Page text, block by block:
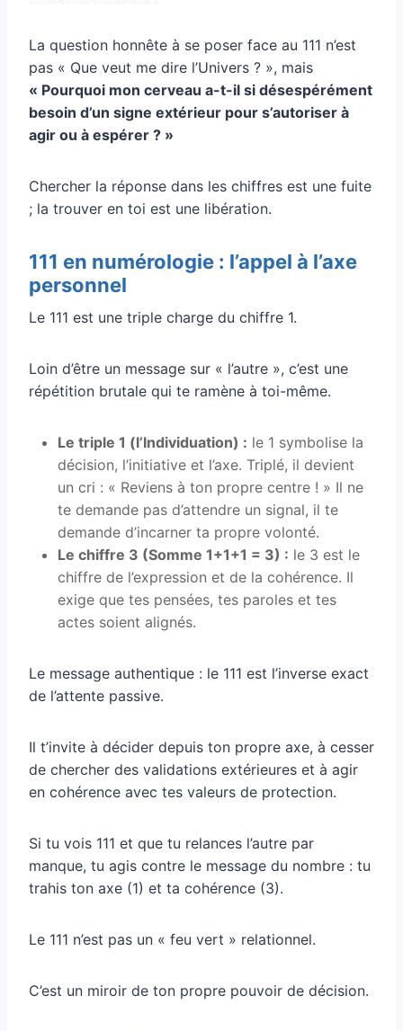
La question honnête à se poser face au 111 n’est
pas « Que veut me dire l’Univers ? », mais
« Pourquoi mon cerveau a-t-il si désespérément
besoin d’un signe extérieur pour s’autoriser à
agir ou à espérer ? »
Chercher la réponse dans les chiffres est une fuite
; la trouver en toi est une libération.
111 en numérologie : l’appel à l’axe
personnel
Le 111 est une triple charge du chiffre 1.
Loin d’être un message sur « l’autre », c’est une
répétition brutale qui te ramène à toi-même.
Le triple 1 (l’Individuation) : le 1 symbolise la
décision, l’initiative et l’axe. Triplé, il devient
un cri : « Reviens à ton propre centre ! » Il ne
te demande pas d’attendre un signal, il te
demande d’incarner ta propre volonté.
Le chiffre 3 (Somme 1+1+1 = 3) : le 3 est le
chiffre de l’expression et de la cohérence. Il
exige que tes pensées, tes paroles et tes
actes soient alignés.
Le message authentique : le 111 est l’inverse exact
de l’attente passive.
Il t’invite à décider depuis ton propre axe, à cesser
de chercher des validations extérieures et à agir
en cohérence avec tes valeurs de protection.
Si tu vois 111 et que tu relances l’autre par
manque, tu agis contre le message du nombre : tu
trahis ton axe (1) et ta cohérence (3).
Le 111 n’est pas un « feu vert » relationnel.
C’est un miroir de ton propre pouvoir de décision.